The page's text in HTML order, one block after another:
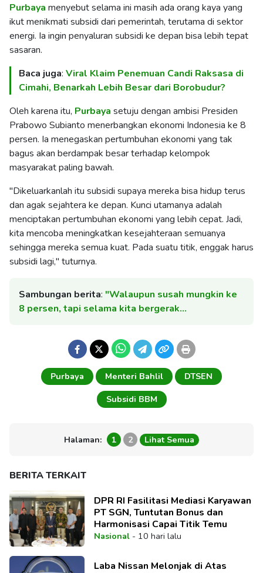
Purbaya menyebut selama ini masih ada orang kaya yang
ikut menikmati subsidi dari pemerintah, terutama di sektor
energi. Ia ingin penyaluran subsidi ke depan bisa lebih tepat
sasaran.
Baca juga: Viral Klaim Penemuan Candi Raksasa di
Cimahi, Benarkah Lebih Besar dari Borobudur?
Oleh karena itu, Purbaya setuju dengan ambisi Presiden
Prabowo Subianto menerbangkan ekonomi Indonesia ke 8
persen. Ia menegaskan pertumbuhan ekonomi yang tak
bagus akan berdampak besar terhadap kelompok
masyarakat paling bawah.
"Dikeluarkanlah itu subsidi supaya mereka bisa hidup terus
dan agak sejahtera ke depan. Kunci utamanya adalah
menciptakan pertumbuhan ekonomi yang lebih cepat. Jadi,
kita mencoba meningkatkan kesejahteraan semuanya
sehingga mereka semua kuat. Pada suatu titik, enggak harus
subsidi lagi," tuturnya.
Sambungan berita: "Walaupun susah mungkin ke
8 persen, tapi selama kita bergerak…
Purbaya Menteri Bahlil
DTSEN
Subsidi BBM
Halaman: 1 2 Lihat Semua
BERITA TERKAIT
DPR RI Fasilitasi Mediasi Karyawan
PT SGN, Tuntutan Bonus dan
Harmonisasi Capai Titik Temu
Nasional- 10 hari lalu
Laba Nissan Melonjak di Atas